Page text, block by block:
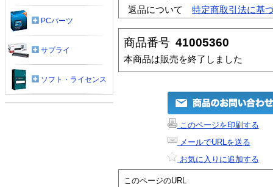
返品について
特定商取引法に基
商品番号 41005360
本商品は販売を終了しました
このページを印刷する
メールでURLを送る
お気に入りに追加する
このページのURL
PCパーツ
サプライ
ソフト・ライセンス